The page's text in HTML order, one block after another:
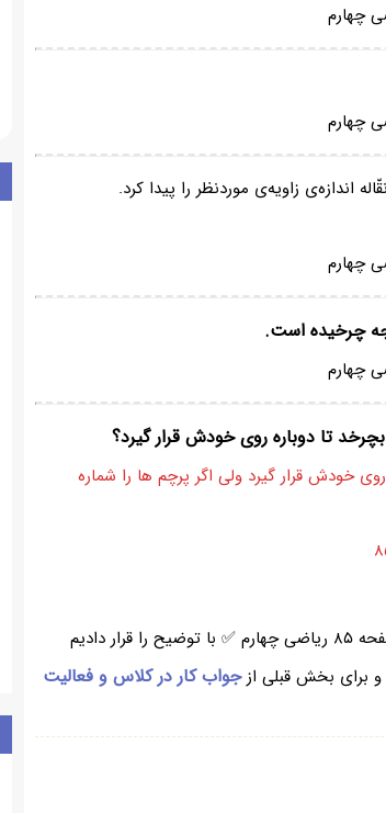
۳۶۰ درجه بچرخد تا دوباره روی خودش قرار گیرد ولی اگر پرچم ها را شماره
در بخش بالا از سایت همیار برای شما ، جواب کار در کلاس و تمرین صفحه ۸۵ ریاضی چهارم ✅ با توضیح را قرار دادیم
و برای بخش قبلی ازجواب کار در کلاس و فعالیت